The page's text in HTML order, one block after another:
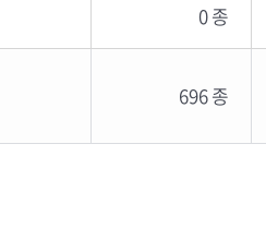
0 종
696 종